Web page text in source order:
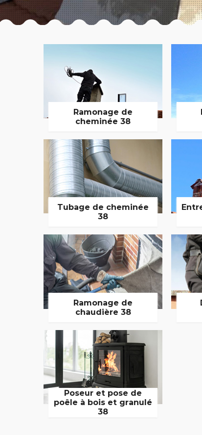
Ramonage de
cheminée 38
Tubage de cheminée
38
Ramonage de
chaudière 38
Poseur et pose de
poêle à bois et granulé
38